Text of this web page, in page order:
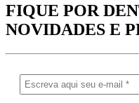
FIQUE POR
NOVIDADES E